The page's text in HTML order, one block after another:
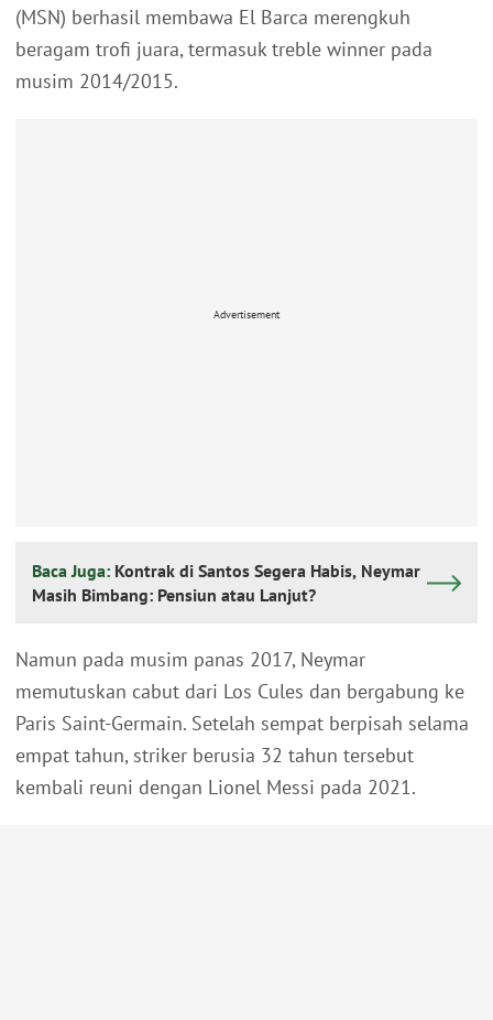
(MSN) berhasil membawa El Barca merengkuh
beragam trofi juara, termasuk treble winner pada
musim 2014/2015.
Advertisement
Baca Juga: Kontrak di Santos Segera Habis, Neymar
Masih Bimbang: Pensiun atau Lanjut?
Namun pada musim panas 2017, Neymar
memutuskan cabut dari Los Cules dan bergabung ke
Paris Saint-Germain. Setelah sempat berpisah selama
empat tahun, striker berusia 32 tahun tersebut
kembali reuni dengan Lionel Messi pada 2021.